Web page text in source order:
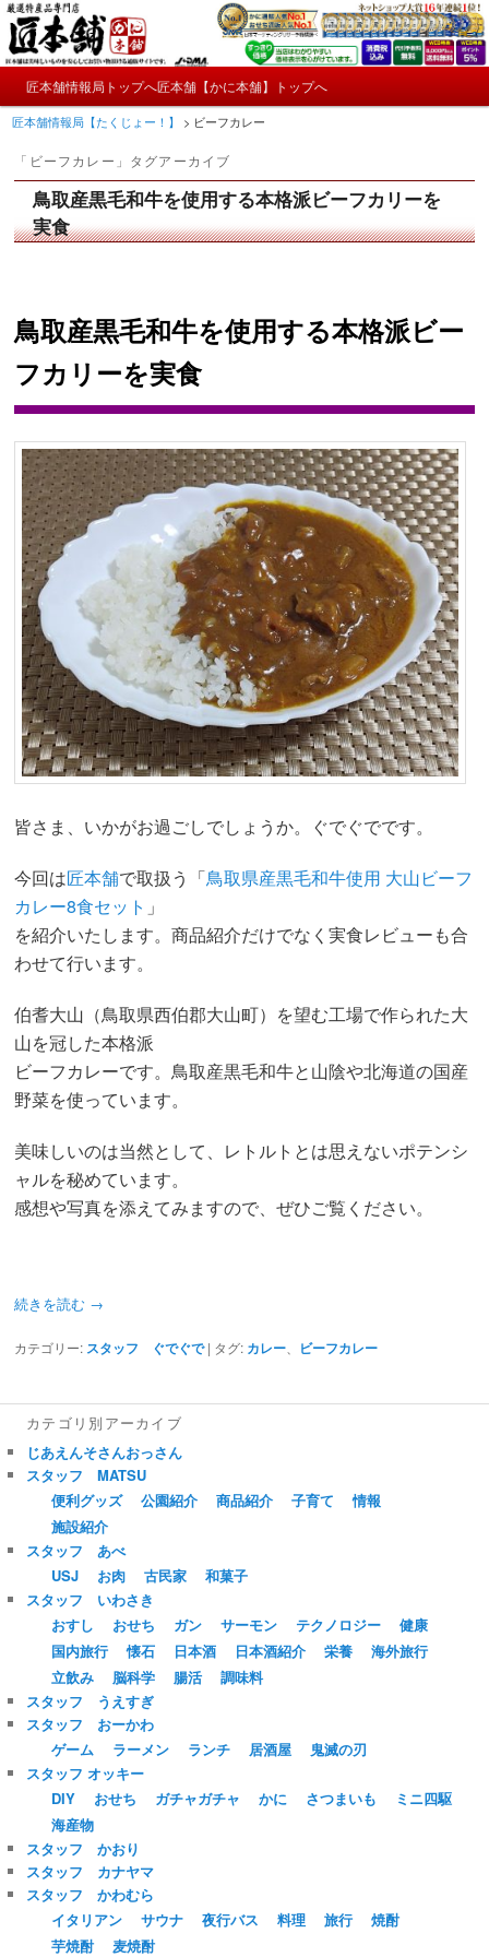
メ
イ
ン
ン
テ
サ
ブ
コ
テ
ン
匠本舗情報局【たくじょー！】
かにやおせちについてのおもしろ情報や興味深い記事をお届けします。
ン
メ
イ
ン
コ
ン
ツ
移
動
サ
ブ
コ
ン
ツ
へ
動
匠本舗情報局トップへ匠本舗【かに本舗】トップへ
匠本舗情報局【たくじょー！】 > ビーフカレー
「 ビーフカレー 」タグアーカイブ
鳥取産黒毛和牛を使用する本格派ビーフカリーを
実食
鳥取産黒毛和牛を使用する本格派ビー
フカリーを実食
皆さま、いかがお過ごしでしょうか。ぐでぐでです。
今回は匠本舗で取扱う「鳥取県産黒毛和牛使用 大山ビーフ
カレー8食セット 」
を紹介いたします。商品紹介だけでなく実食レビューも合
わせて行います。
伯耆大山（鳥取県西伯郡大山町）を望む工場で作られた大
山を冠した本格派
ビーフカレーです。鳥取産黒毛和牛と山陰や北海道の国産
野菜を使っています。
美味しいのは当然として、レトルトとは思えないポテンシ
ャルを秘めています。
感想や写真を添えてみますので、ぜひご覧ください。
続きを読む →
カテゴリー: スタッフ ぐでぐで | タグ: カレー ビーフカレー
カテゴリ別アーカイブ
じあえんそさんおっさん
スタッフ MATSU
便利グッズ
公園紹介 商品紹介 子育て
情報
施設紹介
スタッフ あべ
USJ
お肉 古民家
和菓子
スタッフ いわさき
おすし
おせち ガン サーモン テクノロジー
健康
国内旅行
懐石 日本酒 日本酒紹介 栄養
海外旅行
立飲み
脳科学 腸活
調味料
スタッフ うえすぎ
スタッフ おーかわ
ゲーム
ラーメン ランチ 居酒屋
鬼滅の刃
スタッフ オッキー
DIY
おせち ガチャガチャ かに さつまいも
ミニ四駆
海産物
スタッフ かおり
スタッフ カナヤマ
スタッフ かわむら
イタリアン
サウナ 夜行バス 料理 旅行
焼酎
芋焼酎
麦焼酎